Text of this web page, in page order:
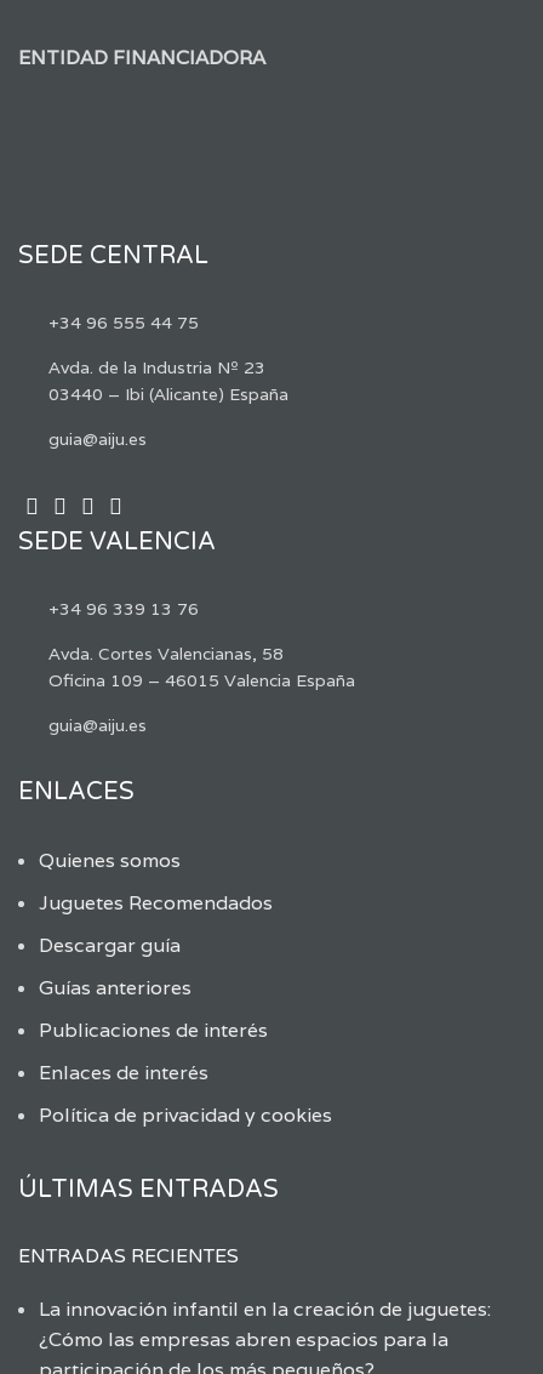
ENTIDAD FINANCIADORA
SEDE CENTRAL
+34 96 555 44 75
Avda. de la Industria Nº 23
03440 – Ibi (Alicante) España
guia@aiju.es
SEDE VALENCIA
+34 96 339 13 76
Avda. Cortes Valencianas, 58
Oficina 109 – 46015 Valencia España
guia@aiju.es
ENLACES
Quienes somos
Juguetes Recomendados
Descargar guía
Guías anteriores
Publicaciones de interés
Enlaces de interés
Política de privacidad y cookies
ÚLTIMAS ENTRADAS
ENTRADAS RECIENTES
La innovación infantil en la creación de juguetes:
¿Cómo las empresas abren espacios para la